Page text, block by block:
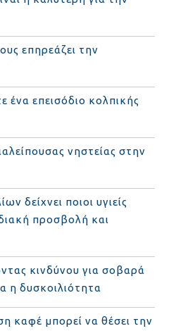
επηρεάζει την
ένα επεισόδιο κολπικής
νηστείας στην
δείχνει ποιοι υγιείς
προσβολή και
κινδύνου για σοβαρά
η δυσκοιλιότητα
καφέ μπορεί να θέσει την